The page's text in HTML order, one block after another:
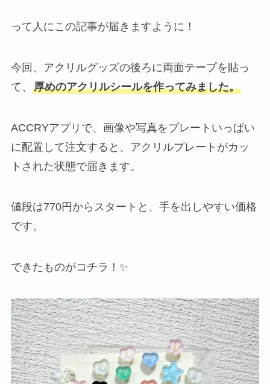
って人にこの記事が届きますように！
今回、アクリルグッズの後ろに両面テープを貼っ
て、 厚めのアクリルシールを作ってみました。
ACCRYアプリで、画像や写真をプレートいっぱい
に配置して注文すると、アクリルプレートがカッ
トされた状態で届きます。
値段は770円からスタートと、手を出しやすい価格
です。
できたものがコチラ！✨